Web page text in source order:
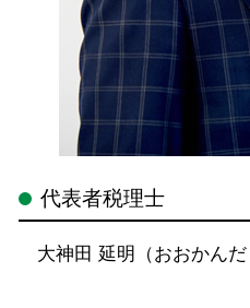
代表者税理士
大神田 延明（おおかんだ